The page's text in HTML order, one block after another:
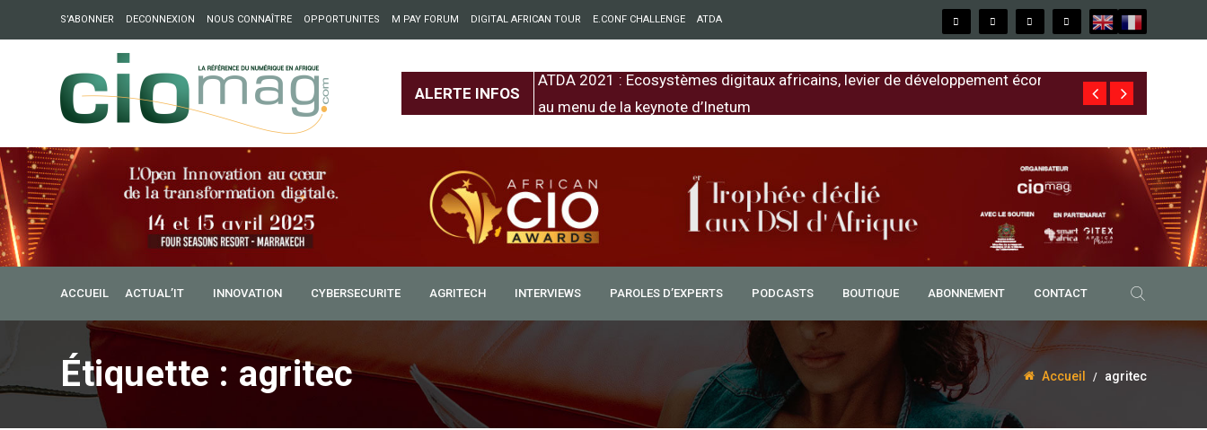
S’ABONNER DECONNEXION NOUS CONNAÎTRE OPPORTUNITES M PAY FORUM DIGITAL AFRICAN TOUR E.CONF CHALLENGE ATDA
ALERTE INFOS
: Partech Shaker lance Chapter54 pour créer des ponts entre l’Europe et
ATDA 2021 : Ecosystèmes digitaux africains, levier de développement économique
au menu de la keynote d’Inetum
Free au
ACCUEIL ACTUAL’IT INNOVATION CYBERSECURITE AGRITECH INTERVIEWS PAROLES D’EXPERTS PODCASTS BOUTIQUE ABONNEMENT CONTACT
Étiquette : agritec Accueil agritec